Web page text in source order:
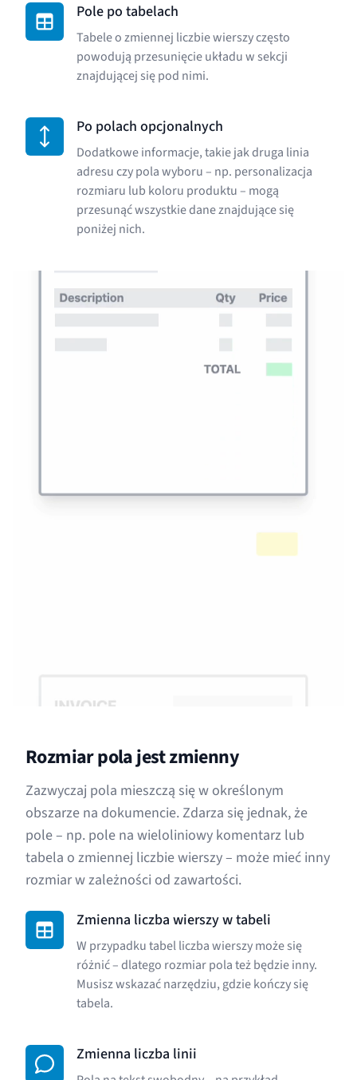
Pole po tabelach
Tabele o zmiennej liczbie wierszy często
powodują przesunięcie układu w sekcji
znajdującej się pod nimi.
Po polach opcjonalnych
Dodatkowe informacje, takie jak druga linia
adresu czy pola wyboru – np. personalizacja
rozmiaru lub koloru produktu – mogą
przesunąć wszystkie dane znajdujące się
poniżej nich.
Rozmiar pola jest zmienny
Zazwyczaj pola mieszczą się w określonym
obszarze na dokumencie. Zdarza się jednak, że
pole – np. pole na wieloliniowy komentarz lub
tabela o zmiennej liczbie wierszy – może mieć inny
rozmiar w zależności od zawartości.
Zmienna liczba wierszy w tabeli
W przypadku tabel liczba wierszy może się
różnić – dlatego rozmiar pola też będzie inny.
Musisz wskazać narzędziu, gdzie kończy się
tabela.
Zmienna liczba linii